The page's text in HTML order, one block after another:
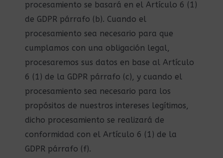
procesamiento se basará en el Artículo 6 (1)
de GDPR párrafo (b). Cuando el
procesamiento sea necesario para que
cumplamos con una obligación legal,
procesaremos sus datos en base al Artículo
6 (1) de la GDPR párrafo (c), y cuando el
procesamiento sea necesario para los
propósitos de nuestros intereses legítimos,
dicho procesamiento se realizará de
conformidad con el Artículo 6 (1) de la
GDPR párrafo (f).